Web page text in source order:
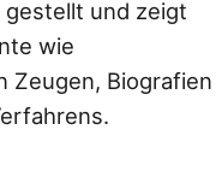
und zeigt
wie
Zeugen, Biografien